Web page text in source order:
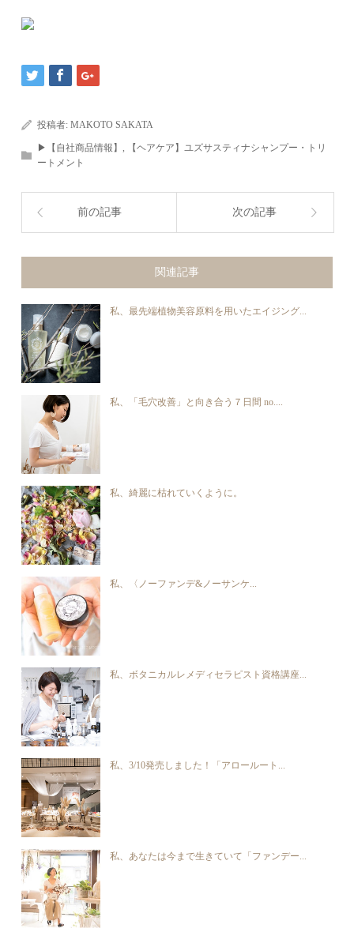
投稿者:MAKOTO SAKATA
▶︎【自社商品情報】,
【ヘアケア】ユズサスティナシャンプー・トリ
ートメント
前の記事 次の記事
関連記事
私、最先端植物美容原料を用いたエイジング...
私、「毛穴改善」と向き合う７日間 no....
私、綺麗に枯れていくように。
私、〈ノーファンデ&ノーサンケ...
私、ボタニカルレメディセラピスト資格講座...
私、3/10発売しました！「アロールート...
私、あなたは今まで生きていて「ファンデー...